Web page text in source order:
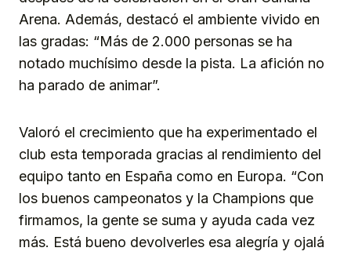
Arena. Además, destacó el ambiente vivido en
las gradas: “Más de 2.000 personas se ha
notado muchísimo desde la pista. La afición no
ha parado de animar”.
Valoró el crecimiento que ha experimentado el
club esta temporada gracias al rendimiento del
equipo tanto en España como en Europa. “Con
los buenos campeonatos y la Champions que
firmamos, la gente se suma y ayuda cada vez
más. Está bueno devolverles esa alegría y ojalá